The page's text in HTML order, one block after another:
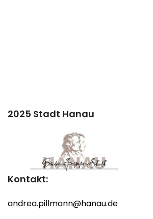
2025 Stadt Hanau
Kontakt:
andrea.pillmann@hanau.de